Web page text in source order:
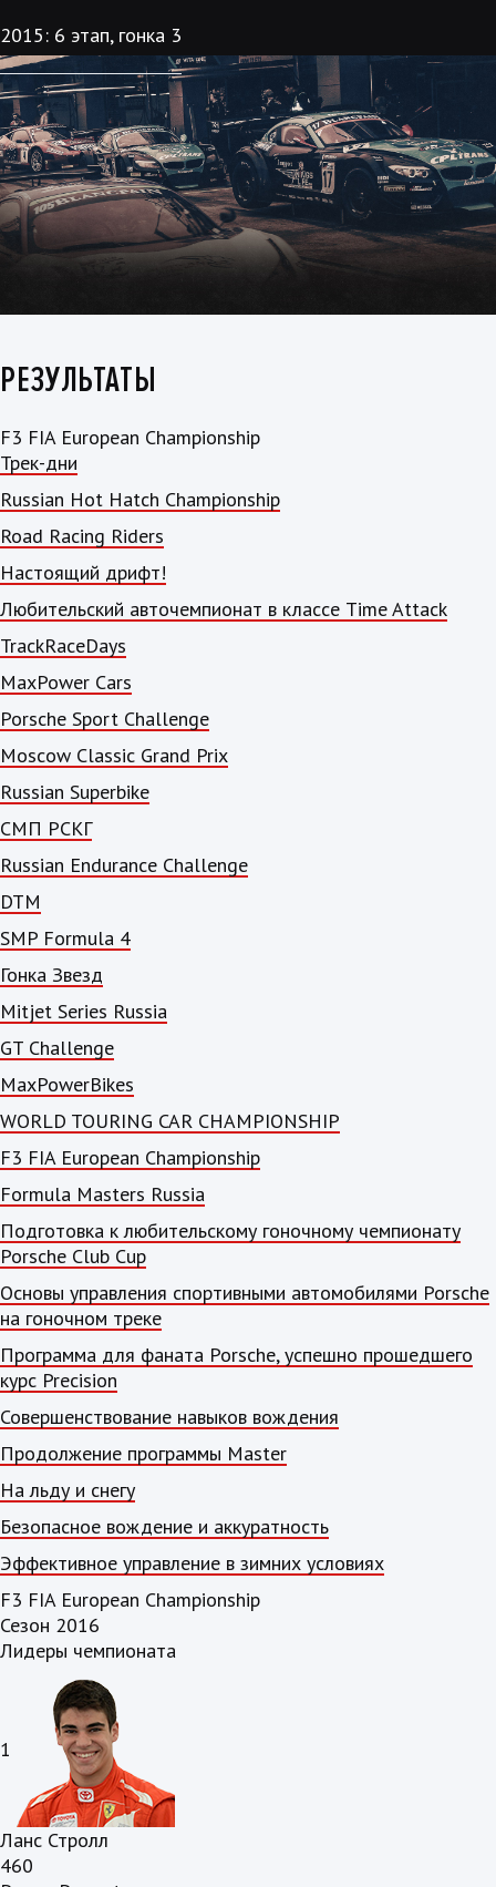
РЕЗУЛЬТАТЫ
F3 FIA European Championship
Трек-дни
Russian Hot Hatch Championship
Road Racing Riders
Настоящий дрифт!
Любительский авточемпионат в классе Time Attack
TrackRaceDays
MaxPower Cars
Porsche Sport Challenge
Moscow Classic Grand Prix
Russian Superbike
СМП РСКГ
Russian Endurance Challenge
DTM
SMP Formula 4
Гонка Звезд
Mitjet Series Russia
GT Challenge
MaxPowerBikes
WORLD TOURING CAR CHAMPIONSHIP
F3 FIA European Championship
Formula Masters Russia
Подготовка к любительскому гоночному чемпионату
Porsche Club Cup
Основы управления спортивными автомобилями Porsche
на гоночном треке
Программа для фаната Porsche, успешно прошедшего
курс Precision
Совершенствование навыков вождения
Продолжение программы Master
На льду и снегу
Безопасное вождение и аккуратность
Эффективное управление в зимних условиях
F3 FIA European Championship
Сезон 2016
Лидеры чемпионата
1
Ланс Стролл
460
2015: 6 этап, гонка 3